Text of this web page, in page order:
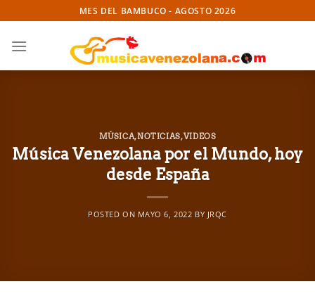
to
content
MES DEL BAMBUCO - AGOSTO 2026
MÚSICA,NOTICIAS,VIDEOS
Música Venezolana por el Mundo, hoy
desde España
POSTED ON MAYO 6, 2022 BY JRQC